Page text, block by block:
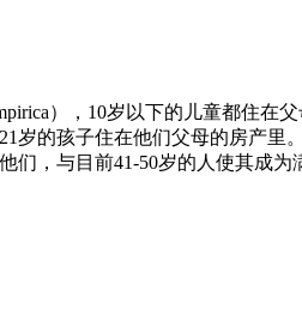
），10岁以下的儿童都住在
的孩子住在他们父母的房产里
，与目前41-50岁的人使其成为